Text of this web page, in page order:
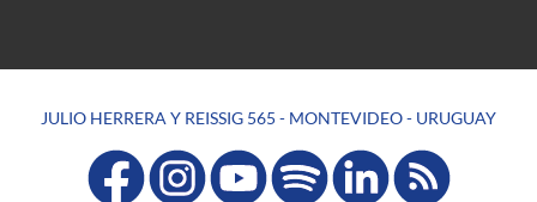
JULIO HERRERA Y REISSIG 565 - MONTEVIDEO - URUGUAY